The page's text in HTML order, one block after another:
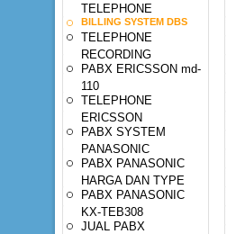
TELEPHONE
BILLING SYSTEM DBS
TELEPHONE
RECORDING
PABX ERICSSON md-
110
TELEPHONE
ERICSSON
PABX SYSTEM
PANASONIC
PABX PANASONIC
HARGA DAN TYPE
PABX PANASONIC
KX-TEB308
JUAL PABX